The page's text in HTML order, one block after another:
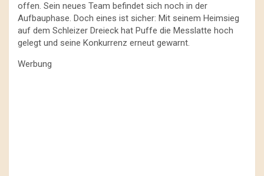
offen. Sein neues Team befindet sich noch in der
Aufbauphase. Doch eines ist sicher: Mit seinem Heimsieg
auf dem Schleizer Dreieck hat Puffe die Messlatte hoch
gelegt und seine Konkurrenz erneut gewarnt.
Werbung